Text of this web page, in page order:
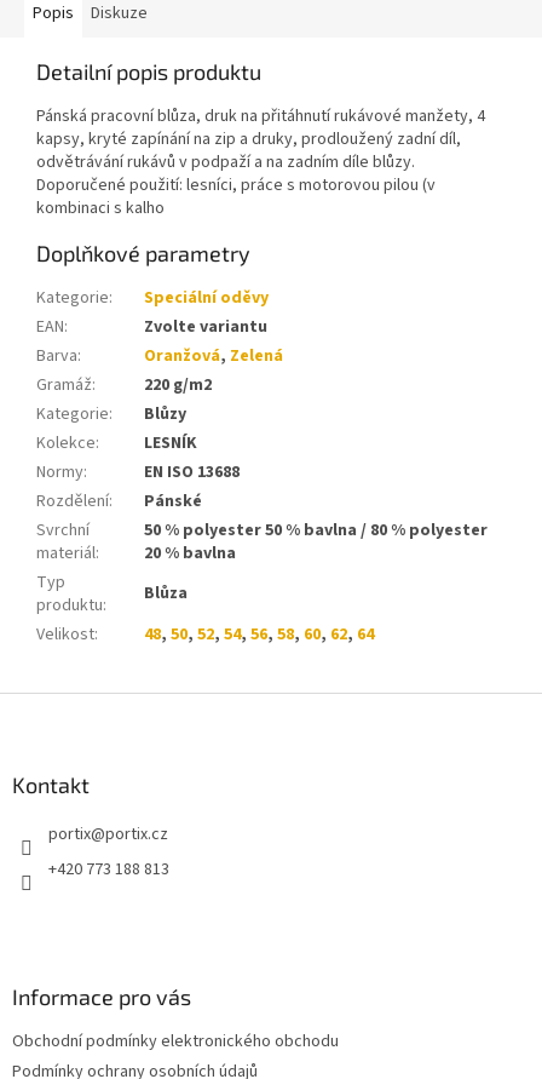
Popis Diskuze
Detailní popis produktu
Pánská pracovní blůza, druk na přitáhnutí rukávové manžety, 4
kapsy, kryté zapínání na zip a druky, prodloužený zadní díl,
odvětrávání rukávů v podpaží a na zadním díle blůzy.
Doporučené použití: lesníci, práce s motorovou pilou (v
kombinaci s kalho
Doplňkové parametry
Kategorie:
Speciální oděvy
EAN:
Zvolte variantu
Barva: Oranžová, Zelená
Gramáž:
220 g/m2
Kategorie:
Blůzy
Kolekce:
LESNÍK
Normy:
EN ISO 13688
Rozdělení:
Pánské
Svrchní
materiál:
50 % polyester 50 % bavlna / 80 % polyester
20 % bavlna
Typ
produktu:
Blůza
Velikost: 48, 50, 52, 54, 56, 58, 60, 62, 64
Kontakt
portix@portix.cz
+420 773 188 813
Informace pro vás
Obchodní podmínky elektronického obchodu
Podmínky ochrany osobních údajů